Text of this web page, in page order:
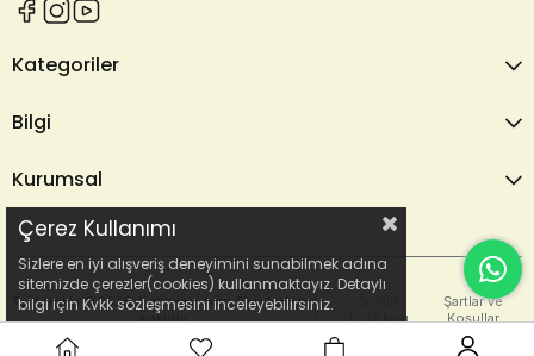
Kategoriler
Bilgi
Kurumsal
Telif Hakkı © 2025. Kahveniz.com Tüm hakları
saklıdır
Politikası
Şartlar ve
Koşullar
Çerez Kullanımı
Sizlere en iyi alışveriş deneyimini sunabilmek adına
sitemizde çerezler(cookies) kullanmaktayız. Detaylı
bilgi için Kvkk sözleşmesini inceleyebilirsiniz.